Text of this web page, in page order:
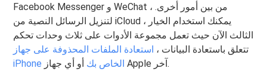
Facebook Messenger و WeChat ، من بين أمور أخرى.
لتنزيل الرسائل النصية من iCloud ، يمكنك استخدام الخيار
الثالث الآن حيث تعمل مجموعة الأدوات على ثلاث وحدات تحكم
تتعلق باستعادة البيانات ، استعادة الملفات المحذوفة على جهاز
iPhone الخاص بك
أو أي جهاز Apple آخر.